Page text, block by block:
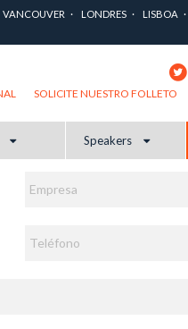
VANCOUVER LONDRES LISBOA
SOLICITE NUESTRO FOLLETO
Speakers